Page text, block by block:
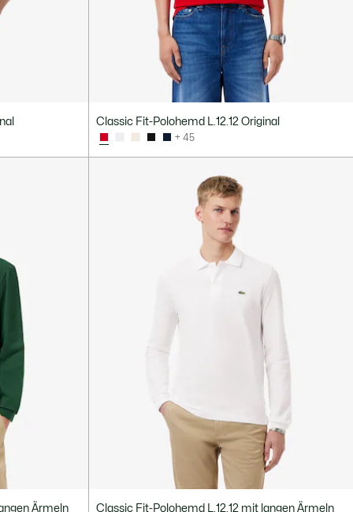
Classic Fit-Polohemd L.12.12 Original
+ 45
Ärmeln Classic Fit-Polohemd L.12.12 mit langen Ärmeln